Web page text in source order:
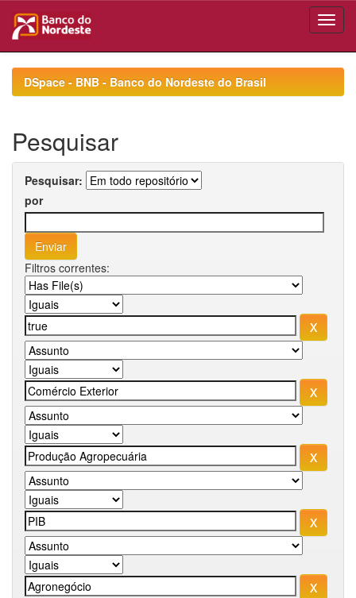
navigationDSpace - BNB - Banco do Nordeste do Brasil
Pesquisar
Pesquisar:
por
Filtros correntes: